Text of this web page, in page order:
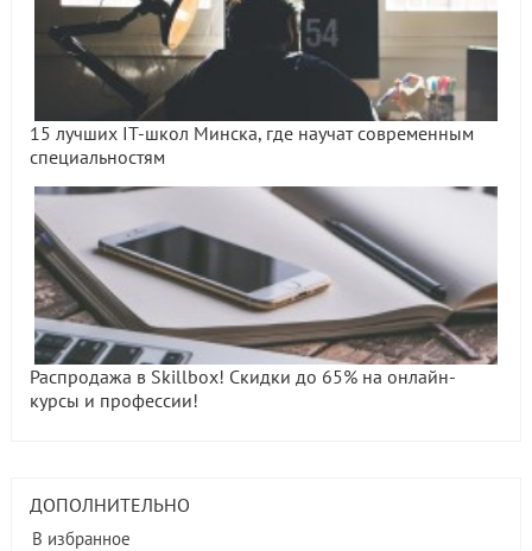
15 лучших IT-школ Минска, где научат современным
специальностям
Распродажа в Skillbox! Скидки до 65% на онлайн-
курсы и профессии!
ДОПОЛНИТЕЛЬНО
В избранное